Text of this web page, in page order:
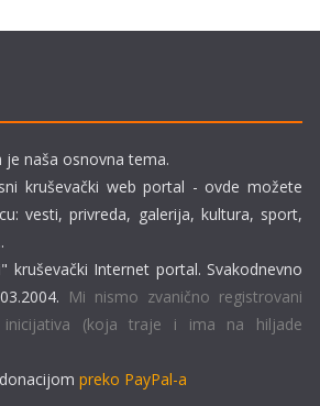
je naša osnovna tema.
kruševački web portal - ovde možete
vesti, privreda, galerija, kultura, sport,
kruševački Internet portal. Svakodnevno
Mi nismo zvanično registrovani
inicijativa (koja traje i ima na hiljade
preko PayPal-a